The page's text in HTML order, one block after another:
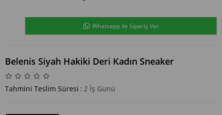
Whatsapp ile Sipariş Ver
Belenis Siyah Hakiki Deri Kadın Sneaker
Tahmini Teslim Süresi : 2 İş Günü